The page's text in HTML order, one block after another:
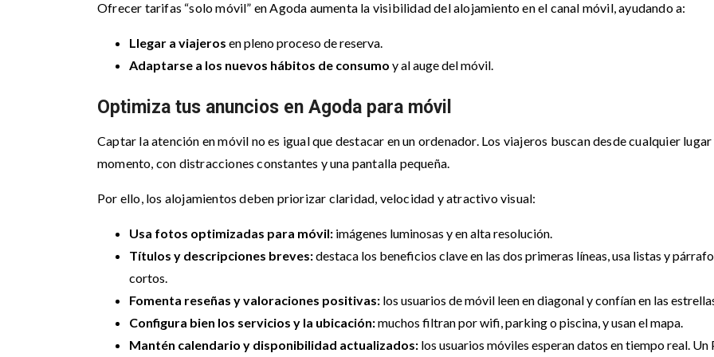
Ofrecer tarifas “solo móvil” en Agoda aumenta la visibilidad del alojamiento en el canal móvil, ayudando a:
Llegar a viajeros en pleno proceso de reserva.
Adaptarse a los nuevos hábitos de consumo y al auge del móvil.
Optimiza tus anuncios en Agoda para móvil
Captar la atención en móvil no es igual que destacar en un ordenador. Los viajeros buscan desde cualquier lugar
momento, con distracciones constantes y una pantalla pequeña.
Por ello, los alojamientos deben priorizar claridad, velocidad y atractivo visual:
Usa fotos optimizadas para móvil: imágenes luminosas y en alta resolución.
Títulos y descripciones breves:destaca los beneficios clave en las dos primeras líneas, usa listas y
cortos.
Fomenta reseñas y valoraciones positivas: los usuarios de móvil leen en diagonal y confían en las
Configura bien los servicios y la ubicación:muchos filtran por wifi, parking o piscina, y usan el mapa.
Mantén calendario y disponibilidad actualizados: los usuarios móviles esperan datos en tiempo real. Un